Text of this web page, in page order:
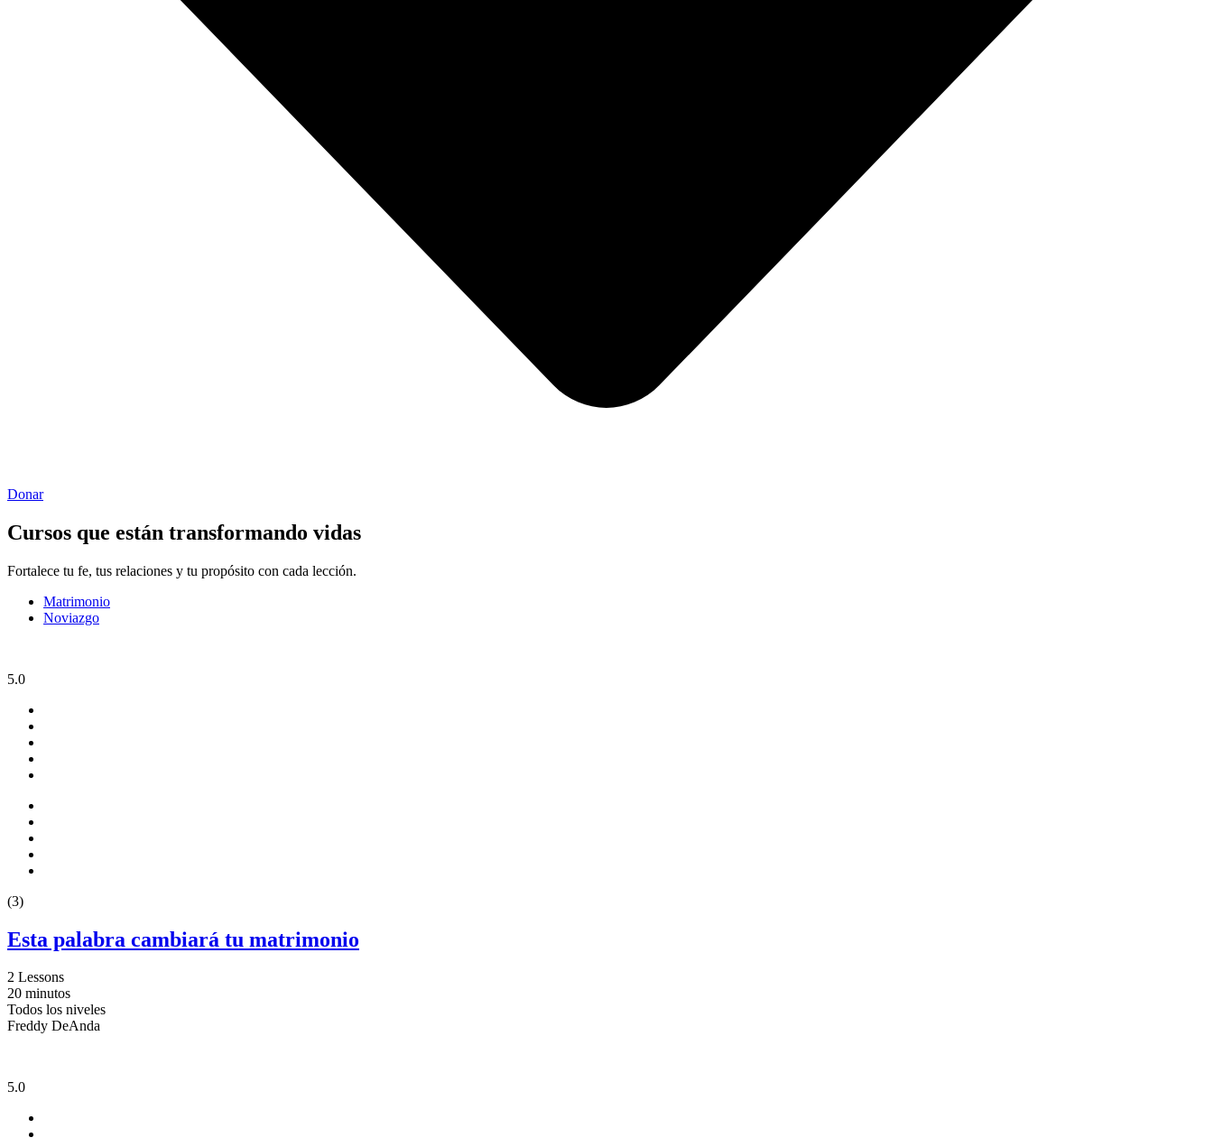
Donar
Cursos que están transformando vidas
Fortalece tu fe, tus relaciones y tu propósito con cada lección.
Matrimonio
Noviazgo
5.0
(3)
Esta palabra cambiará tu matrimonio
2 Lessons
20 minutos
Todos los niveles
Freddy DeAnda
5.0